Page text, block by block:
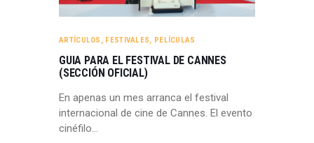
ARTÍCULOS FESTIVALES PELÍCULAS
GUIA PARA EL FESTIVAL DE CANNES
(SECCIÓN OFICIAL)
En apenas un mes arranca el festival
internacional de cine de Cannes. El evento
cinéfilo…